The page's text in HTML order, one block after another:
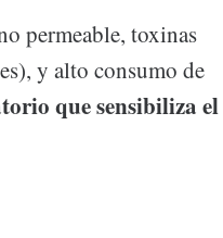
permeable, toxinas
y alto consumo de
que sensibiliza el